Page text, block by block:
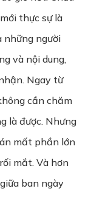
thực sự là
những người
và nội dung,
Ngay từ
cần chăm
là được. Nhưng
mất phần lớn
mắt. Và hơn
ban ngày